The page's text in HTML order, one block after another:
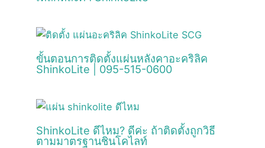
ขั้นตอนการติดตั้งแผ่นหลังคาอะคริลิค
ShinkoLite | 095-515-0600
ShinkoLite ดีไหม? ดีค่ะ ถ้าติดตั้งถูกวิธี
ตามมาตรฐานชินโคไลท์